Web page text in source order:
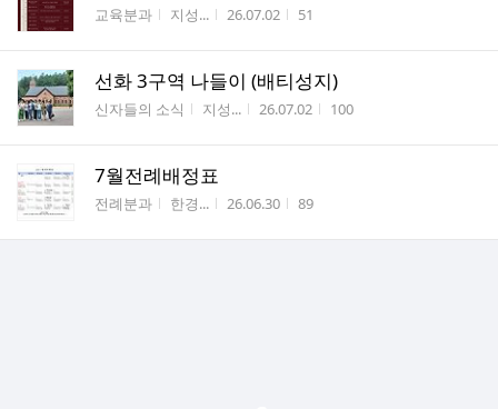
게시판명
교육분과 작성자
지성... 작성시간
26.07.02 조회수
51
선화 3구역 나들이 (배티성지)
게시판명
신자들의 소식 작성자
지성... 작성시간
26.07.02 조회수
100
7월전례배정표
게시판명
전례분과 작성자
한경... 작성시간
26.06.30 조회수
89